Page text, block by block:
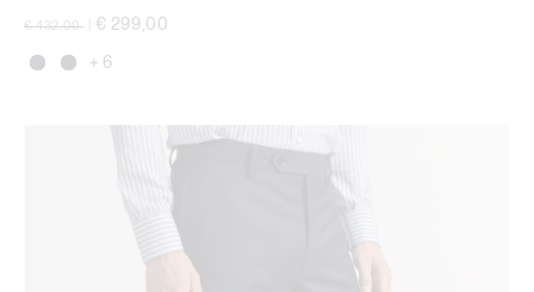
Prix réduit de
€ 432,00 € 299,00
+ 6